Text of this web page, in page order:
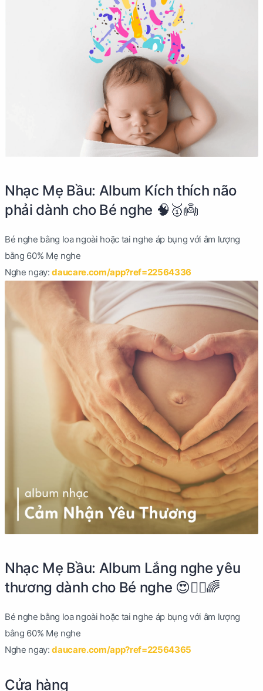
Nhạc Mẹ Bầu: Album Kích thích não
phải dành cho Bé nghe 🧠🥇👼
Bé nghe bằng loa ngoài hoặc tai nghe áp bụng với âm lượng
bằng 60% Mẹ nghe
Nghe ngay:daucare.com/app?ref=22564336
Nhạc Mẹ Bầu: Album Lắng nghe yêu
thương dành cho Bé nghe 😍🙆‍♀️🌈
Bé nghe bằng loa ngoài hoặc tai nghe áp bụng với âm lượng
bằng 60% Mẹ nghe
Nghe ngay:daucare.com/app?ref=22564365
Cửa hàng